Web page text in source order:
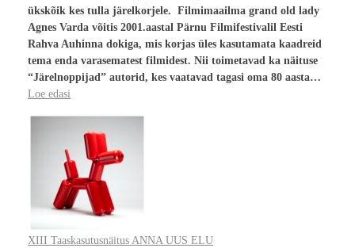
ükskõik kes tulla järelkorjele. Filmimaailma grand old lady
Agnes Varda võitis 2001.aastal Pärnu Filmifestivalil Eesti
Rahva Auhinna dokiga, mis korjas üles kasutamata kaadreid
tema enda varasematest filmidest. Nii toimetavad ka näituse
“Järelnoppijad” autorid, kes vaatavad tagasi oma 80 aasta…
Loe edasi
XIII Taaskasutusnäitus ANNA UUS ELU